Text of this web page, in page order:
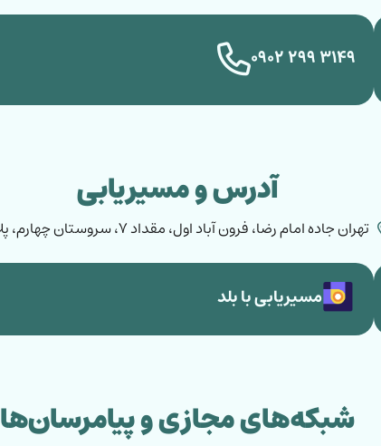
۳۱۴۹ ۲۹۹ ۰۹۰۲
آدرس و مسیریابی
تهران جاده امام رضا، فرون آباد اول، مقداد ٧، سروستان چهارم، پلاک ۸۰
مسیریابی با بلد
شبکه‌های مجازی و پیامرسان‌ها